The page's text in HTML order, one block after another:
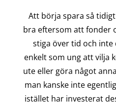
Att börja spara så
bra eftersom att fonder
stiga över tid och
enkelt som ung att vilja
ute eller göra något
man kanske inte
istället har investerat